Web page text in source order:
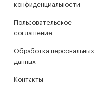
конфиденциальности
Пользовательское
соглашение
Обработка персональных
данных
Контакты